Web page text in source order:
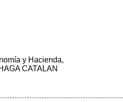
y Hacienda,
CATALAN